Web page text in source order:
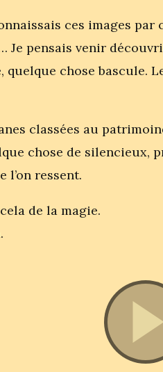
ces images
pensais venir
chose bascule.
classées au
chose de silencieux,
l’on ressent.
de la magie.